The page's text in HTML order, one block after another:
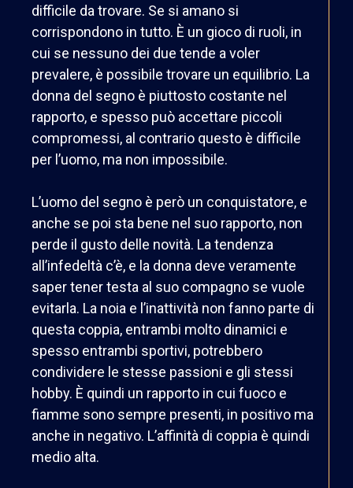
difficile da trovare. Se si amano si
corrispondono in tutto. È un gioco di ruoli, in
cui se nessuno dei due tende a voler
prevalere, è possibile trovare un equilibrio. La
donna del segno è piuttosto costante nel
rapporto, e spesso può accettare piccoli
compromessi, al contrario questo è difficile
per l’uomo, ma non impossibile.
L’uomo del segno è però un conquistatore, e
anche se poi sta bene nel suo rapporto, non
perde il gusto delle novità. La tendenza
all’infedeltà c’è, e la donna deve veramente
saper tener testa al suo compagno se vuole
evitarla. La noia e l’inattività non fanno parte di
questa coppia, entrambi molto dinamici e
spesso entrambi sportivi, potrebbero
condividere le stesse passioni e gli stessi
hobby. È quindi un rapporto in cui fuoco e
fiamme sono sempre presenti, in positivo ma
anche in negativo. L’affinità di coppia è quindi
medio alta.